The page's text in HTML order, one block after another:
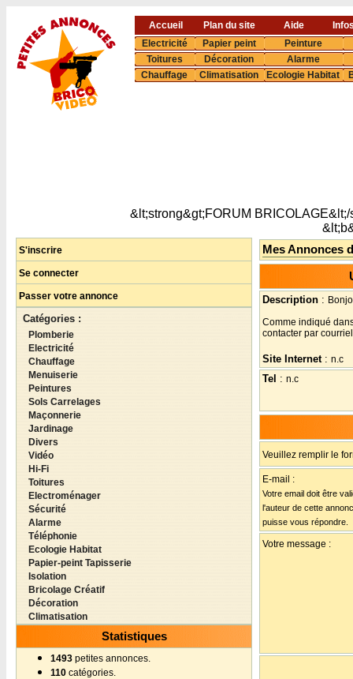
Accueil Plan du site Aide
Electricité
Papier peint
Peinture
Toitures
Décoration
Alarme
Chauffage
Climatisation Ecologie Habitat
&lt;strong&gt;FORUM
S'inscrire
Se connecter
Passer votre annonce
Catégories :
Plomberie
Electricité
Chauffage
Menuiserie
Peintures
Sols Carrelages
Maçonnerie
Jardinage
Divers
Vidéo
Hi-Fi
Toitures
Electroménager
Sécurité
Alarme
Téléphonie
Ecologie Habitat
Papier-peint Tapisserie
Isolation
Bricolage Créatif
Décoration
Climatisation
Statistiques
1493 petites annonces.
110 catégories.
Mes Annonces
Description :
Comme indiqué
contacter par
Site Internet: n.c
Tel : n.c
Veuillez remplir le
E-mail :
Votre email doit être
l'auteur de cette
puisse vous répondre.
Votre message :